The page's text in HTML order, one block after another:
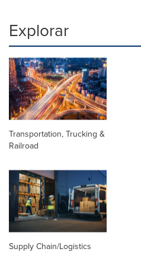
Explorar
Transportation, Trucking &
Railroad
Supply Chain/Logistics